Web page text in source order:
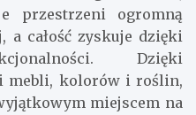
przestrzeni ogromną
a całość zyskuje dzięki
Dzięki
mebli, kolorów i roślin,
miejscem na